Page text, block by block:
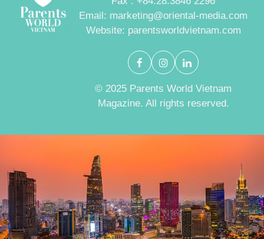
Email: marketing@oriental-media.com
Website: parentsworldvietnam.com
© 2025 Parents World Vietnam
Magazine. All rights reserved.